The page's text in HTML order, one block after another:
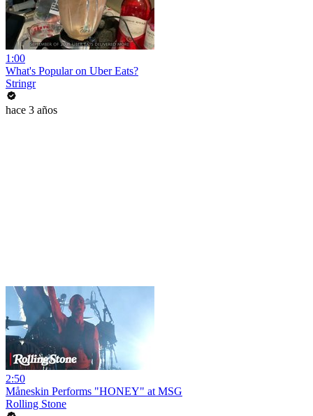
1:00
What's Popular on Uber Eats?
Stringr
hace 3 años
2:50
Måneskin Performs "HONEY" at MSG
Rolling Stone